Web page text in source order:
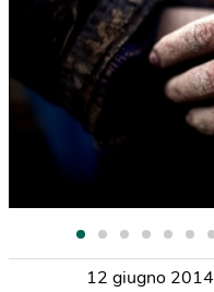
12 giugno 2014